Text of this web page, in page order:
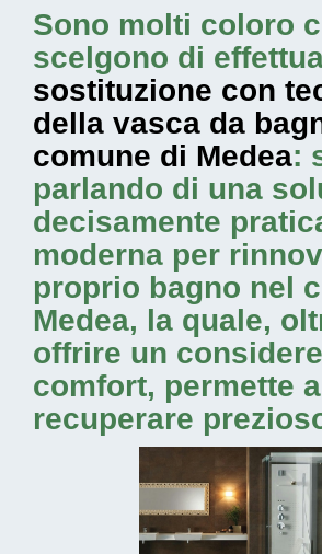
Sono molti coloro
scelgono di
sostituzione con
della vasca da
comune di Medea:
parlando di una
decisamente
moderna per
proprio bagno nel
Medea, la quale,
offrire un
comfort, permette
recuperare